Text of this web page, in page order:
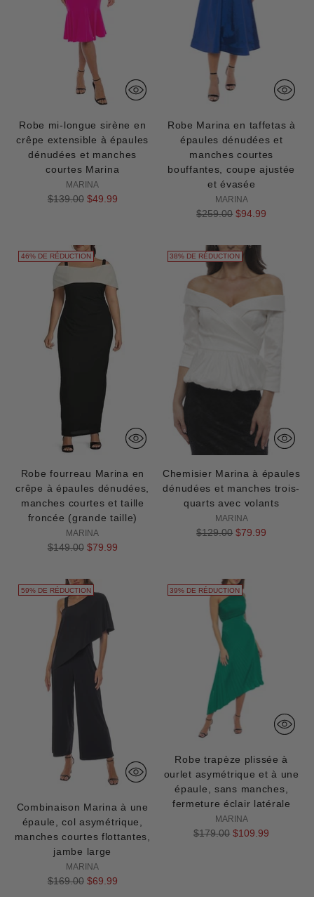
Robe mi-longue sirène en
crêpe extensible à épaules
dénudées et manches
courtes Marina
MARINA
Prix
$139.00 $49.99
Robe Marina en taffetas à
épaules dénudées et
manches courtes
bouffantes, coupe ajustée
et évasée
MARINA
Prix
$259.00 $94.99
46% DE RÉDUCTION
Robe fourreau Marina en
crêpe à épaules dénudées,
manches courtes et taille
froncée (grande taille)
MARINA
Prix
$149.00 $79.99
38% DE RÉDUCTION
Chemisier Marina à épaules
dénudées et manches trois-
quarts avec volants
MARINA
Prix
$129.00 $79.99
59% DE RÉDUCTION
Combinaison Marina à une
épaule, col asymétrique,
manches courtes flottantes,
jambe large
MARINA
Prix
$169.00 $69.99
39% DE RÉDUCTION
Robe trapèze plissée à
ourlet asymétrique et à une
épaule, sans manches,
fermeture éclair latérale
MARINA
Prix
$179.00 $109.99